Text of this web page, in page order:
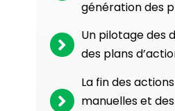
génération des
Un pilotage des
des plans
La fin des
manuelles et